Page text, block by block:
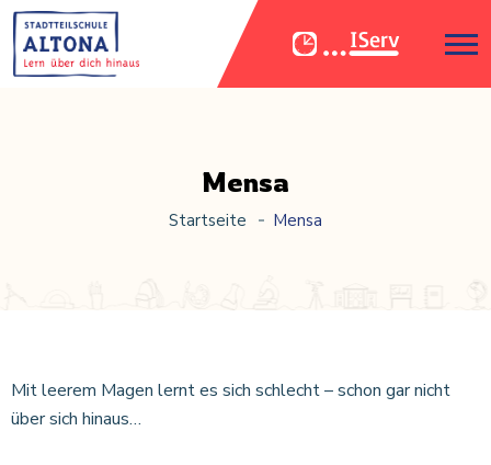
Mensa
Startseite Mensa
Mit leerem Magen lernt es sich schlecht – schon gar nicht
über sich hinaus…